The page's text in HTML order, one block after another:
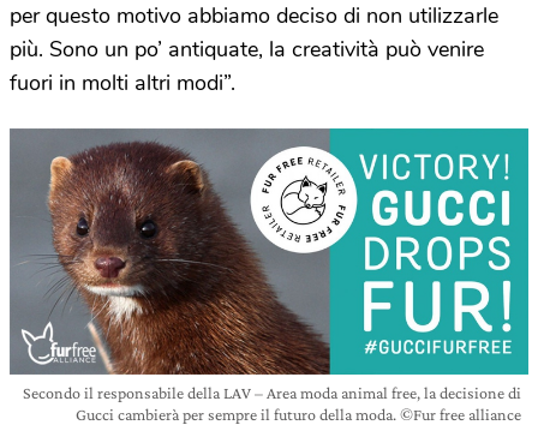
per questo motivo abbiamo deciso di non utilizzarle
più. Sono un po’ antiquate, la creatività può venire
fuori in molti altri modi”.
Secondo il responsabile della LAV – Area moda animal free, la decisione di
Gucci cambierà per sempre il futuro della moda. ©Fur free alliance